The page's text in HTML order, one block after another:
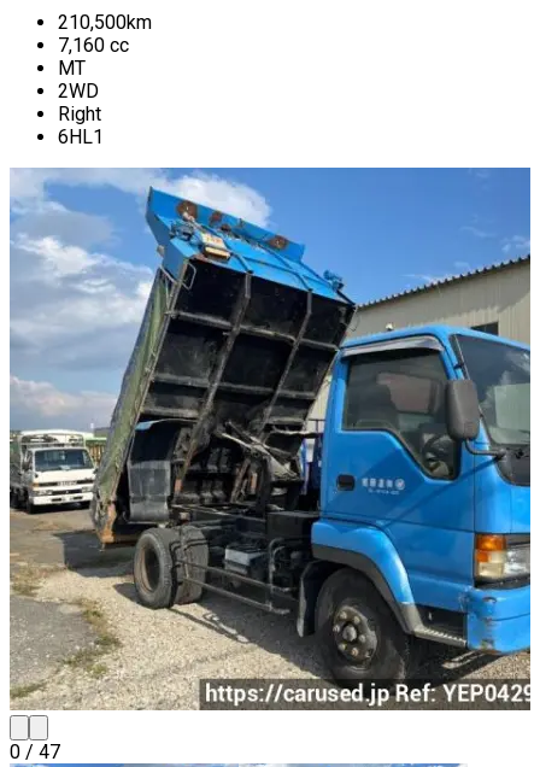
210,500km
7,160 cc
MT
2WD
Right
6HL1
0 / 47